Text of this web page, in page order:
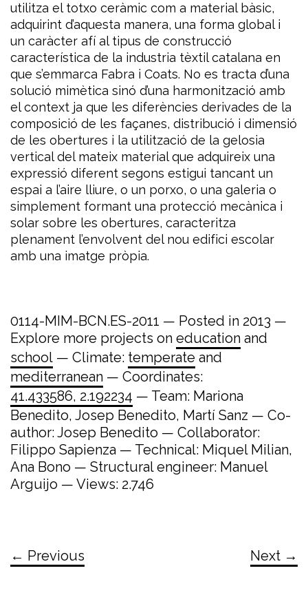
utilitza el totxo ceràmic com a material bàsic,
adquirint d’aquesta manera, una forma global i
un caràcter afí al tipus de construcció
característica de la industria tèxtil catalana en
que s’emmarca Fabra i Coats. No es tracta d’una
solució mimètica sinó d’una harmonització amb
el context ja que les diferències derivades de la
composició de les façanes, distribució i dimensió
de les obertures i la utilització de la gelosia
vertical del mateix material que adquireix una
expressió diferent segons estigui tancant un
espai a l’aire lliure, o un porxo, o una galeria o
simplement formant una protecció mecànica i
solar sobre les obertures, caracteritza
plenament l’envolvent del nou edifici escolar
amb una imatge pròpia.
0114-MIM-BCN.ES-2011 — Posted in 2013 —
Explore more projects on education and
school — Climate: temperate and
mediterranean — Coordinates:
41.433586, 2.192234 — Team: Mariona
Benedito, Josep Benedito, Martí Sanz — Co-
author: Josep Benedito — Collaborator:
Filippo Sapienza — Technical: Miquel Milian,
Ana Bono — Structural engineer: Manuel
Arguijo — Views: 2.746
← Previous Next →